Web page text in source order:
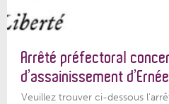
Arrêté préfectoral
d’assainissement d’Ernée
Veuillez trouver ci-dessous